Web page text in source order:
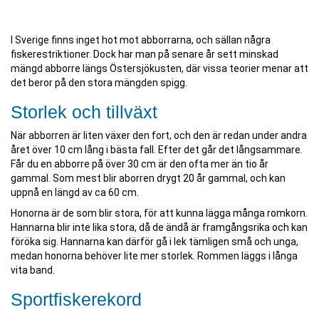
I Sverige finns inget hot mot abborrarna, och sällan några
fiskerestriktioner. Dock har man på senare år sett minskad
mängd abborre längs Östersjökusten, där vissa teorier menar att
det beror på den stora mängden spigg.
Storlek och tillväxt
När abborren är liten växer den fort, och den är redan under andra
året över 10 cm lång i bästa fall. Efter det går det långsammare.
Får du en abborre på över 30 cm är den ofta mer än tio år
gammal. Som mest blir aborren drygt 20 år gammal, och kan
uppnå en längd av ca 60 cm.
Honorna är de som blir stora, för att kunna lägga många romkorn.
Hannarna blir inte lika stora, då de ändå är framgångsrika och kan
föröka sig. Hannarna kan därför gå i lek tämligen små och unga,
medan honorna behöver lite mer storlek. Rommen läggs i långa
vita band.
Sportfiskerekord